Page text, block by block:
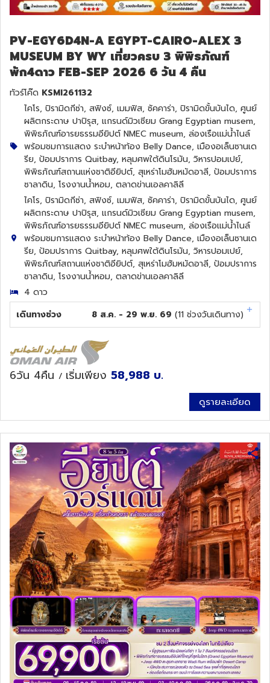
PV-EGY6D4N-A EGYPT-CAIRO-ALEX 3
MUSEUM BY WY เที่ยวครบ 3 พิพิธภัณฑ์
พัก4ดาว FEB-SEP 2026 6 วัน 4 คืน
ทัวร์โค๊ด KSMI261132
ไคโร, ปิรามิดกีซ่า, สฟิงซ์, เมมฟิส, ซัคคาร่า, ปิรามิดขั้นบันได, ศูนย์
ผลิตกระดาษ ปาปิรุส, แกรนด์มิวเซียม Grang Egyptian musem,
พิพิธภัณฑ์อารยธรรมอียิปต์ NMEC museum, ล่องเรือแม่น้ำไนล์
พร้อมชมการแสดง ระบำหน้าท้อง Belly Dance, เมืองอเล็นซานเด
รีย, ป้อมปราการ Quitbay, หลุมศพใต้ดินโรมัน, วิหารปอมเปย์,
พิพิธภัณฑ์สถานแห่งชาติอียิปต์, สุเหร่าโมฮัมหมัดอาลี, ป้อมปราการ
ซาลาดิน, โรงงานน้ำหอม, ตลาดข่านเอลคาลิลี
ไคโร, ปิรามิดกีซ่า, สฟิงซ์, เมมฟิส, ซัคคาร่า, ปิรามิดขั้นบันได, ศูนย์
ผลิตกระดาษ ปาปิรุส, แกรนด์มิวเซียม Grang Egyptian musem,
พิพิธภัณฑ์อารยธรรมอียิปต์ NMEC museum, ล่องเรือแม่น้ำไนล์
พร้อมชมการแสดง ระบำหน้าท้อง Belly Dance, เมืองอเล็นซานเด
รีย, ป้อมปราการ Quitbay, หลุมศพใต้ดินโรมัน, วิหารปอมเปย์,
พิพิธภัณฑ์สถานแห่งชาติอียิปต์, สุเหร่าโมฮัมหมัดอาลี, ป้อมปราการ
ซาลาดิน, โรงงานน้ำหอม, ตลาดข่านเอลคาลิลี
4 ดาว
เดินทางช่วง
8 ส.ค. - 29 พ.ย. 69 (11 ช่วงวันเดินทาง)
6วัน 4คืน / เริ่มเพียง 58,988 บ.
ดูรายละเอียด